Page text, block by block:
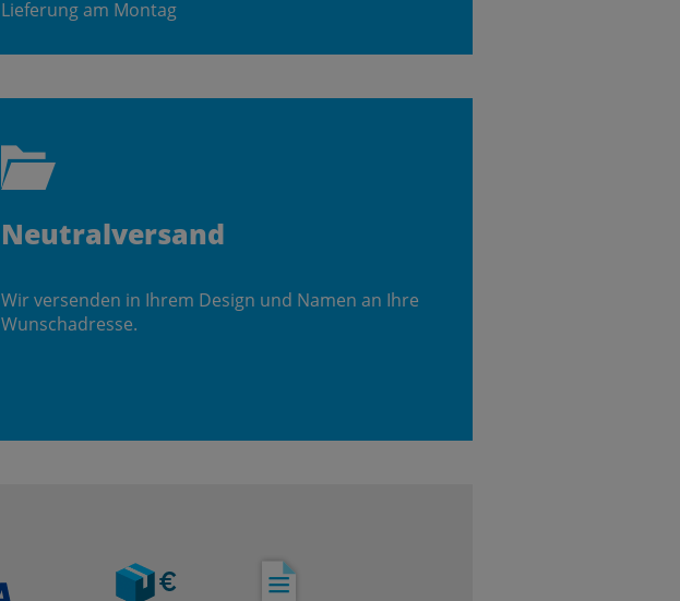
Lieferung am Montag
Neutralversand
Wir versenden in Ihrem Design und Namen an Ihre
Wunschadresse.